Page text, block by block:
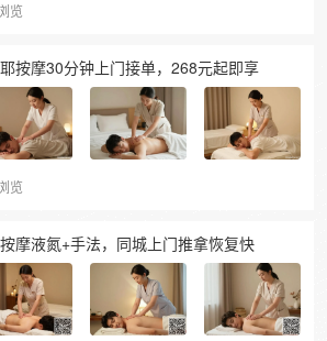
览
按摩30分钟上门接单，268元起即享
览
摩液氮+手法，同城上门推拿恢复快